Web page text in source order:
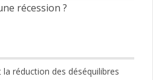
récession ?
la réduction des déséquilibres